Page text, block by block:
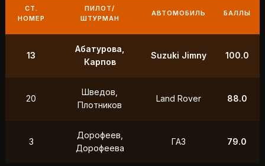
СТ.
НОМЕР
ПИЛОТ/
ШТУРМАН
АВТОМОБИЛЬ БАЛЛЫ
13
Абатурова,
Карпов
Suzuki Jimny 100.0
20
Шведов,
Плотников
Land Rover 88.0
3
Дорофеев,
Дорофеева
ГАЗ 79.0